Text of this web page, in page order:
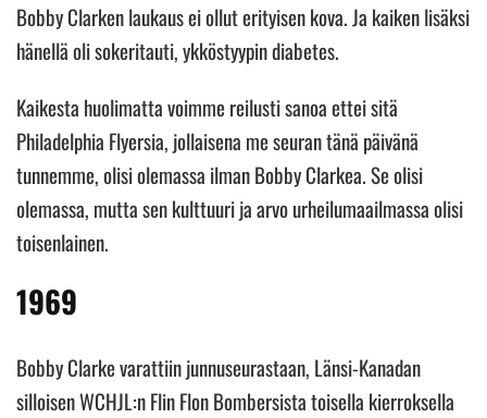
Bobby Clarken laukaus ei ollut erityisen kova. Ja kaiken lisäksi
hänellä oli sokeritauti, ykköstyypin diabetes.
Kaikesta huolimatta voimme reilusti sanoa ettei sitä
Philadelphia Flyersia, jollaisena me seuran tänä päivänä
tunnemme, olisi olemassa ilman Bobby Clarkea. Se olisi
olemassa, mutta sen kulttuuri ja arvo urheilumaailmassa olisi
toisenlainen.
1969
Bobby Clarke varattiin junnuseurastaan, Länsi-Kanadan
silloisen WCHJL:n Flin Flon Bombersista toisella kierroksella